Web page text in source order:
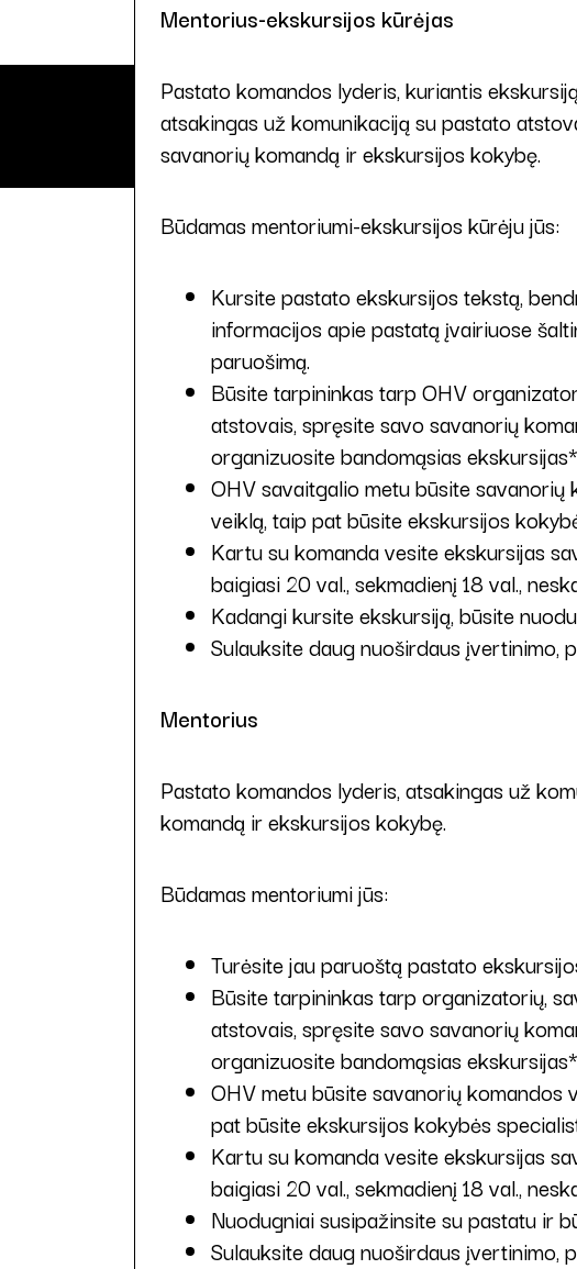
Mentorius-ekskursijos kūrėjas
Pastato komandos lyderis, kuriantis
atsakingas už komunikaciją su pastato
savanorių komandą ir ekskursijos kokybę.
Būdamas mentoriumi-ekskursijos kūrėju jūs:
Kursite pastato ekskursijos tekstą,
informacijos apie pastatą įvairiuose
paruošimą.
Būsite tarpininkas tarp OHV
atstovais, spręsite savo savanorių
organizuosite bandomąsias
OHV savaitgalio metu būsite
veiklą, taip pat būsite ekskursijos
Kartu su komanda vesite ekskursijas
baigiasi 20 val., sekmadienį 18 val.,
Kadangi kursite ekskursiją, būsite
Sulauksite daug nuoširdaus įvertinimo,
Mentorius
Pastato komandos lyderis, atsakingas už
komandą ir ekskursijos kokybę.
Būdamas mentoriumi jūs:
Turėsite jau paruoštą pastato
Būsite tarpininkas tarp organizatorių,
atstovais, spręsite savo savanorių
organizuosite bandomąsias
OHV metu būsite savanorių
pat būsite ekskursijos kokybės
Kartu su komanda vesite ekskursijas
baigiasi 20 val., sekmadienį 18 val.,
Nuodugniai susipažinsite su pastatu ir
Sulauksite daug nuoširdaus įvertinimo,